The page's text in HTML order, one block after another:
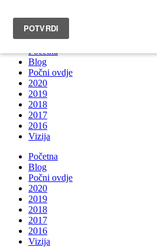
INFO@BRUNOBOKSIC.COM
Početna
Blog
Počni ovdje
2020
2019
2018
2017
2016
Vizija
Početna
Blog
Počni ovdje
2020
2019
2018
2017
2016
Vizija